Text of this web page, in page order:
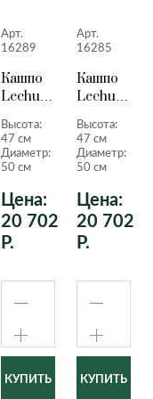
Арт.
16289
Кашпо
Lechuza
LS
черный
лакированный
Высота:
47 см
Диаметр:
50 см
Цена:
20 702
Р.
Арт.
16285
Кашпо
Lechuza
LS
серо-
47 см.
Высота:
47 см
Диаметр:
50 см
Цена:
20 702
Р.